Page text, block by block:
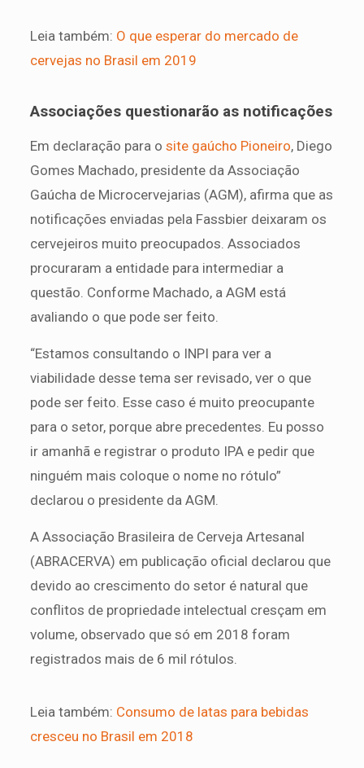
Leia também: O que esperar do mercado de
cervejas no Brasil em 2019
Associações questionarão as notificações
Em declaração para o site gaúcho Pioneiro, Diego
Gomes Machado, presidente da Associação
Gaúcha de Microcervejarias (AGM), afirma que as
notificações enviadas pela Fassbier deixaram os
cervejeiros muito preocupados. Associados
procuraram a entidade para intermediar a
questão. Conforme Machado, a AGM está
avaliando o que pode ser feito.
“Estamos consultando o INPI para ver a
viabilidade desse tema ser revisado, ver o que
pode ser feito. Esse caso é muito preocupante
para o setor, porque abre precedentes. Eu posso
ir amanhã e registrar o produto IPA e pedir que
ninguém mais coloque o nome no rótulo”
declarou o presidente da AGM.
A Associação Brasileira de Cerveja Artesanal
(ABRACERVA) em publicação oficial declarou que
devido ao crescimento do setor é natural que
conflitos de propriedade intelectual cresçam em
volume, observado que só em 2018 foram
registrados mais de 6 mil rótulos.
Leia também: Consumo de latas para bebidas
cresceu no Brasil em 2018